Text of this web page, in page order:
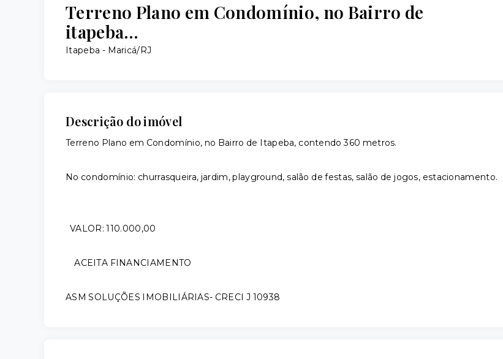
Terreno Plano em Condomínio, no Bairro de
itapeba…
Itapeba - Maricá/RJ
Descrição do imóvel
Terreno Plano em Condomínio, no Bairro de Itapeba, contendo 360 metros.
No condomínio: churrasqueira, jardim, playground, salão de festas, salão de jogos, estacionamento.
VALOR: 110.000,00
ACEITA FINANCIAMENTO
ASM SOLUÇÕES IMOBILIÁRIAS- CRECI J 10938